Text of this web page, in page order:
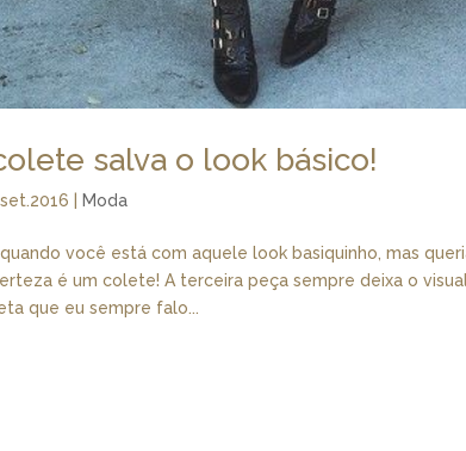
salva o look básico!
Moda
você está com aquele look basiquinho, mas
é um colete! A terceira peça sempre deixa o
que eu sempre falo...